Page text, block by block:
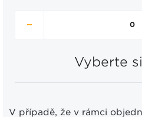
Vyberte
V případě, že v rámci